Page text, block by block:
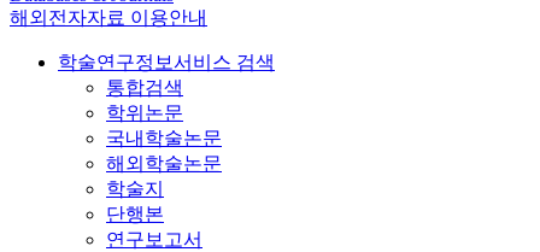
해외전자자료 이용안내
학술연구정보서비스 검색
통합검색
학위논문
국내학술논문
해외학술논문
학술지
단행본
연구보고서